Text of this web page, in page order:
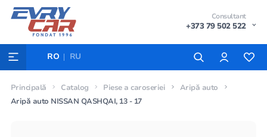
Consultant
+373 79 502 522
RO RU
Principală Catalog Piese a caroseriei
Aripă auto
Aripă auto NISSAN QASHQAI, 13 - 17